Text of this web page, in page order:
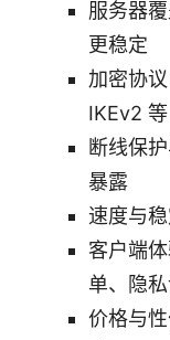
服务器
更稳定
加密协
IKEv2
断线保
暴露
速度与
客户端
单、隐
价格与